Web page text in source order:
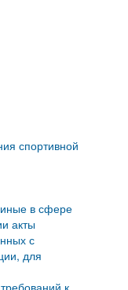
спортивной
в сфере
акты
с
для
к